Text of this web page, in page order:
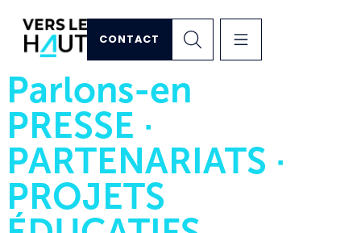
CONTACT
Parlons-en
PRESSE ·
PARTENARIATS ·
PROJETS